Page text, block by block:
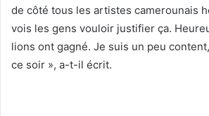
de côté tous les artistes camerounais
vois les gens vouloir justifier ça.
lions ont gagné. Je suis un peu
ce soir », a-t-il écrit.